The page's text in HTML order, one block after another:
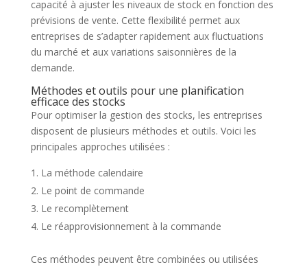
capacité à ajuster les niveaux de stock en fonction des
prévisions de vente. Cette flexibilité permet aux
entreprises de s’adapter rapidement aux fluctuations
du marché et aux variations saisonnières de la
demande.
Méthodes et outils pour une planification
efficace des stocks
Pour optimiser la gestion des stocks, les entreprises
disposent de plusieurs méthodes et outils. Voici les
principales approches utilisées :
La méthode calendaire
Le point de commande
Le recomplètement
Le réapprovisionnement à la commande
Ces méthodes peuvent être combinées ou utilisées